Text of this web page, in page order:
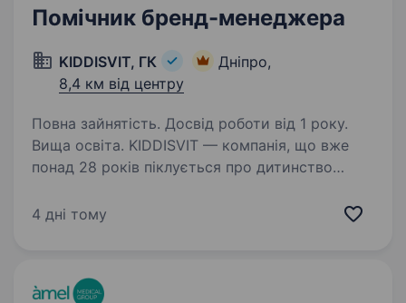
Помічник бренд-менеджера
KIDDISVIT, ГК
Дніпро,
8,4 км від центру
Повна зайнятість. Досвід роботи від 1 року.
Вища освіта. KIDDISVIT — компанія, що вже
понад 28 років піклується про дитинство
й сьогодні є лідером серед постачальників
4 дні тому